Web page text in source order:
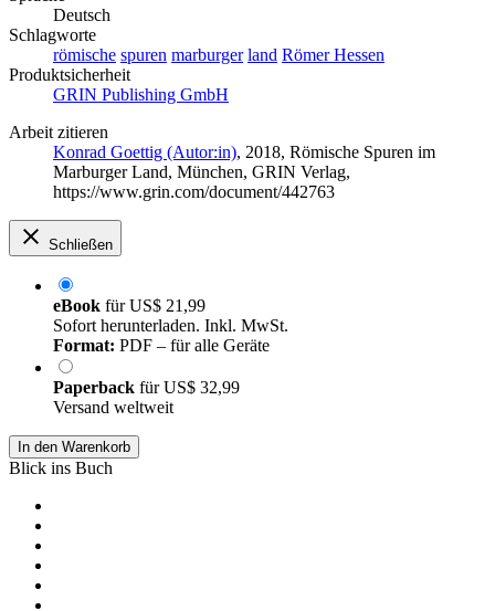
Deutsch
Schlagworte
römische spuren marburger land Römer Hessen
Produktsicherheit
GRIN Publishing GmbH
Arbeit zitieren
Konrad Goettig (Autor:in), 2018, Römische Spuren im
Marburger Land, München, GRIN Verlag,
https://www.grin.com/document/442763
Schließen
eBook fürUS$ 21,99
Sofort herunterladen. Inkl. MwSt.
Format: PDF – für alle Geräte
Paperback fürUS$ 32,99
Versand weltweit
In den Warenkorb
Blick ins Buch